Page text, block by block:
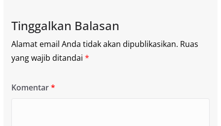
Tinggalkan Balasan
Alamat email Anda tidak akan dipublikasikan. Ruas
yang wajib ditandai *
Komentar*